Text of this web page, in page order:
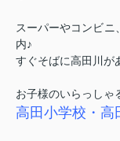
スーパーやコンビニ
内♪
すぐそばに高田川が
お子様のいらっしゃ
高田小学校・高